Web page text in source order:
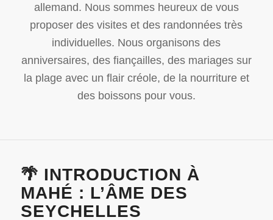
allemand. Nous sommes heureux de vous
proposer des visites et des randonnées très
individuelles. Nous organisons des
anniversaires, des fiançailles, des mariages sur
la plage avec un flair créole, de la nourriture et
des boissons pour vous.
🌴 INTRODUCTION À
MAHÉ : L’ÂME DES
SEYCHELLES